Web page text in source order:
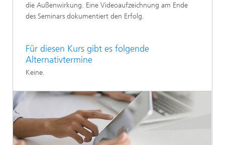
die Außenwirkung. Eine Videoaufzeichnung am Ende
des Seminars dokumentiert den Erfolg.
Für diesen Kurs gibt es folgende
Alternativtermine
Keine.